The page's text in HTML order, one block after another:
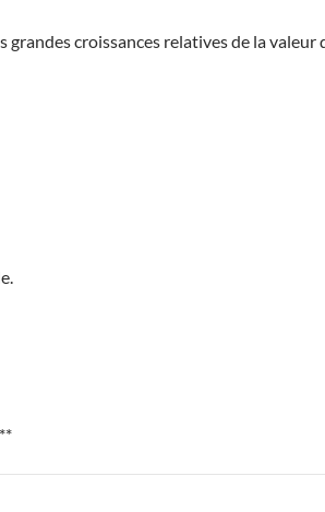
grandes croissances relatives de la